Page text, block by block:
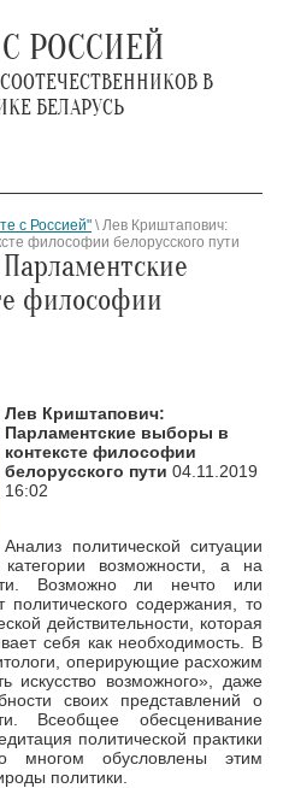
РОССИЕЙ
В
БЕЛАРУСЬ
с Россией" \ Лев Криштапович:
философии белорусского пути
философии
Лев Криштапович:
Парламентские выборы в
контексте философии
белорусского пути 04.11.2019
16:02
Анализ политической ситуации
возможности, а на
Возможно ли нечто или
политического содержания, то
действительности, которая
себя как необходимость. В
оперирующие расхожим
искусство возможного», даже
своих представлений о
Всеобщее обесценивание
политической практики
многом обусловлены этим
политики.